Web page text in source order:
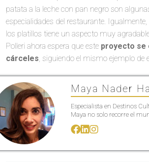
patata a la leche con pan negro son
especialidades del restaurante.
los platillos tiene un aspecto muy
Polleri ahora espera que este proyecto se
cárceles , siguiendo el mismo ejemplo de
Maya Nader
Especialista en Destinos
Maya no solo recorre el